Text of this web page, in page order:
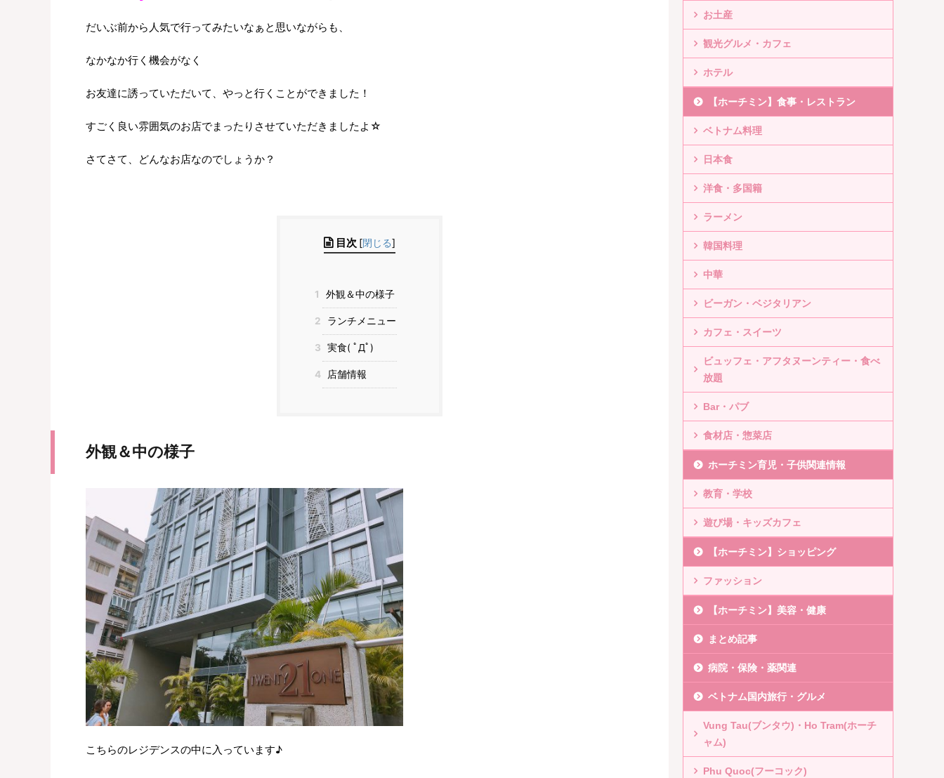
だいぶ前から人気で行ってみたいなぁと思いながらも、
なかなか行く機会がなく
お友達に誘っていただいて、やっと行くことができました！
すごく良い雰囲気のお店でまったりさせていただきましたよ☆
さてさて、どんなお店なのでしょうか？
目次 [閉じる]
1 外観＆中の様子
2 ランチメニュー
3 実食( ﾟДﾟ)
4 店舗情報
外観＆中の様子
こちらのレジデンスの中に入っています♪
お土産
観光グルメ・カフェ
ホテル
【ホーチミン】食事・レストラン
ベトナム料理
日本食
洋食・多国籍
ラーメン
韓国料理
中華
ビーガン・ベジタリアン
カフェ・スイーツ
ビュッフェ・アフタヌーンティー・食べ
放題
Bar・パブ
食材店・惣菜店
ホーチミン育児・子供関連情報
教育・学校
遊び場・キッズカフェ
【ホーチミン】ショッピング
ファッション
【ホーチミン】美容・健康
まとめ記事
病院・保険・薬関連
ベトナム国内旅行・グルメ
Vung Tau(ブンタウ)・Ho Tram(ホーチ
ャム)
Phu Quoc(フーコック)